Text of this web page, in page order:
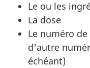
Le ou les
La dose
Le numéro
d'autre
échéant)